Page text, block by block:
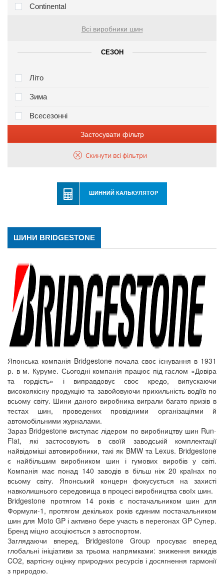
Continental
Всі виробники шин
СЕЗОН
Літо
Зима
Всесезонні
Застосувати фільтр
Скинути всі фільтри
ШИННИЙ КАЛЬКУЛЯТОР
ШИНИ BRIDGESTONE
Японська компанія Bridgestone почала своє існування в 1931
р. в м. Куруме. Сьогодні компанія працює під гаслом «Довіра
та гордість» і виправдовує своє кредо, випускаючи
високоякісну продукцію та завойовуючи прихильність водіїв по
всьому світу. Шини даного виробника виграли багато призів в
тестах шин, проведених провідними організаціями й
автомобільними журналами.
Зараз Bridgestone виступає лідером по виробництву шин Run-
Flat, які застосовують в своїй заводській комплектації
найвідоміші автовиробники, такі як BMW та Lexus. Bridgestone
є найбільшим виробником шин і гумових виробів у світі.
Компанія має понад 140 заводів в більш ніж 20 країнах по
всьому світу. Японський концерн фокусується на захисті
навколишнього середовища в процесі виробництва своїх шин.
Bridgestone протягом 14 років є постачальником шин для
Формули-1, протягом декількох років єдиним постачальником
шин для Moto GP і активно бере участь в перегонах GP Супер.
Бренд міцно асоціюється з автоспортом.
Заглядаючи вперед, Bridgestone Group просуває вперед
глобальні ініціативи за трьома напрямками: зниження викидів
CO2, вартісну оцінку природних ресурсів і досягнення гармонії
з природою.